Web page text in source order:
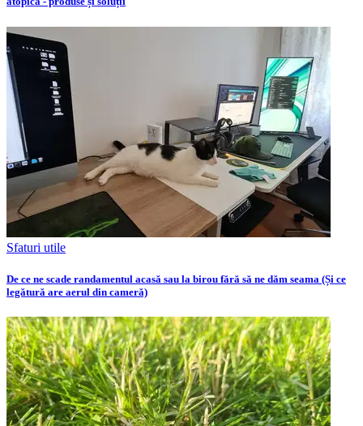
Sfaturi utile
De ce ne scade randamentul acasă sau la birou fără să ne dăm seama (Și ce
legătură are aerul din cameră)